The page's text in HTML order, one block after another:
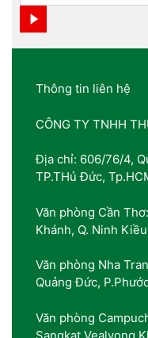
Thông tin liên hệ
CÔNG TY TNHH
Địa chỉ: 606/76/4,
TP.THủ Đức,
Văn phòng Cần
Khánh, Q. Ninh
Văn phòng Nha
Quảng Đức,
Văn phòng
Sangkat Vealvong